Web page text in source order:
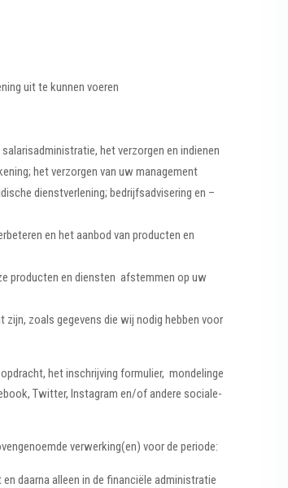
uit te kunnen voeren
het verzorgen en indienen
het verzorgen van uw management
dienstverlening; bedrijfsadvisering en –
en het aanbod van producten en
producten en diensten afstemmen op uw
zoals gegevens die wij nodig hebben voor
het inschrijving formulier, mondelinge
Twitter, Instagram en/of andere sociale-
verwerking(en) voor de periode:
daarna alleen in de financiële administratie